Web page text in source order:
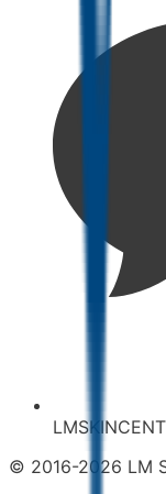
© 2016-2026 LM